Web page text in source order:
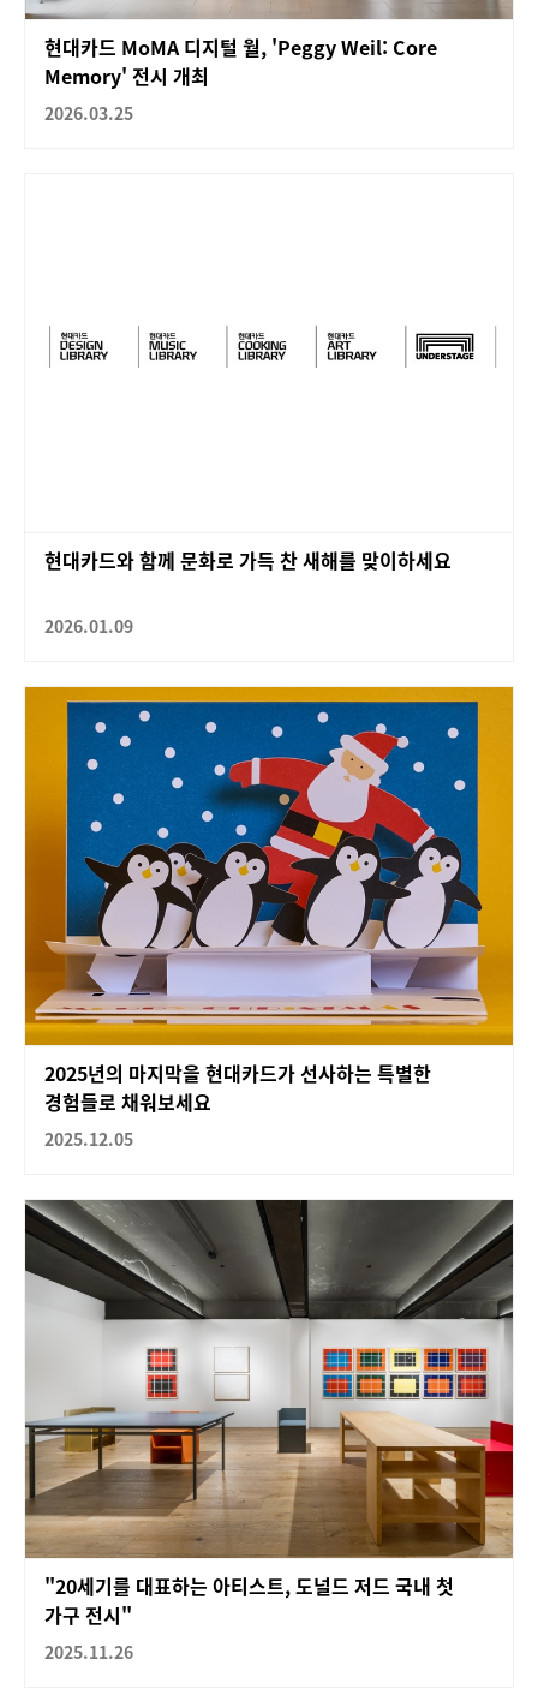
현대카드 MoMA 디지털 월, 'Peggy Weil: Core
Memory' 전시 개최
2026.03.25
현대카드와 함께 문화로 가득 찬 새해를 맞이하세요
2026.01.09
2025년의 마지막을 현대카드가 선사하는 특별한
경험들로 채워보세요
2025.12.05
"20세기를 대표하는 아티스트, 도널드 저드 국내 첫
가구 전시"
2025.11.26